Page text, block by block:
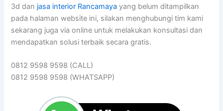
3d dan jasa interior Rancamaya yang belum ditampilkan
pada halaman website ini, silakan menghubungi tim kami
sekarang juga via online untuk melakukan konsultasi dan
mendapatkan solusi terbaik secara gratis.
0812 9598 9598 (CALL)
0812 9598 9598 (WHATSAPP)